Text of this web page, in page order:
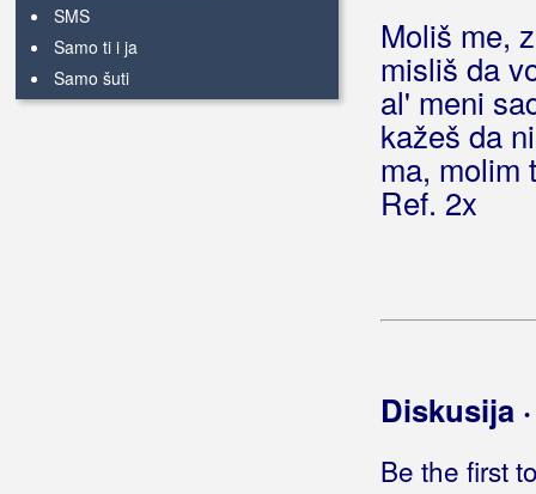
SMS
Samo ti i ja
Samo šuti
Tambure
Moliš me,
misliš da
al' meni
kažeš da
ma, molim
Ref. 2x
Diskusija
Be the first